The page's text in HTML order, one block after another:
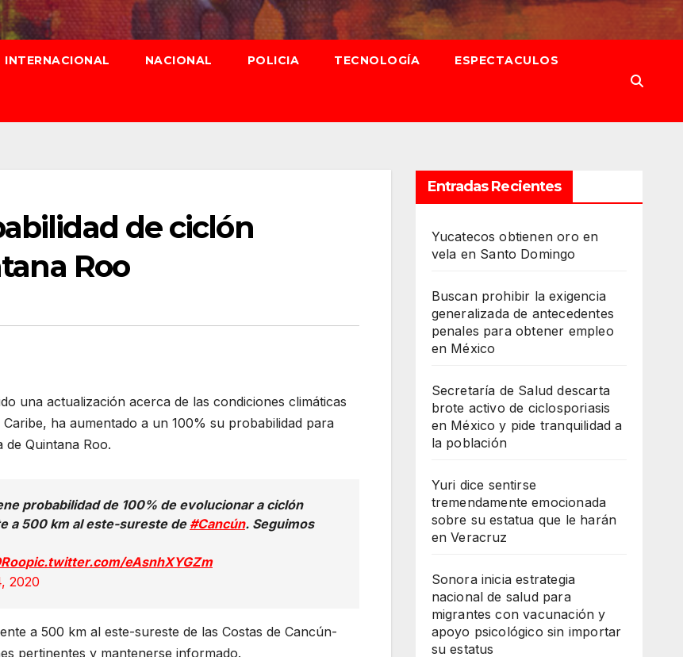
INTERNACIONAL NACIONAL POLICIA TECNOLOGÍA ESPECTACULOS
de ciclón
Roo
una actualización acerca de las condiciones climáticas
ha aumentado a un 100% su probabilidad para
Quintana Roo.
probabilidad de 100% de evolucionar a ciclón
a 500 km al este-sureste de #Cancún. Seguimos
pic.twitter.com/eAsnhXYGZm
2020
a 500 km al este-sureste de las Costas de Cancún-
pertinentes y mantenerse informado.
Entradas Recientes
Yucatecos obtienen oro en
vela en Santo Domingo
Buscan prohibir la exigencia
generalizada de antecedentes
penales para obtener empleo
en México
Secretaría de Salud descarta
brote activo de ciclosporiasis
en México y pide tranquilidad a
la población
Yuri dice sentirse
tremendamente emocionada
sobre su estatua que le harán
en Veracruz
Sonora inicia estrategia
nacional de salud para
migrantes con vacunación y
apoyo psicológico sin importar
su estatus